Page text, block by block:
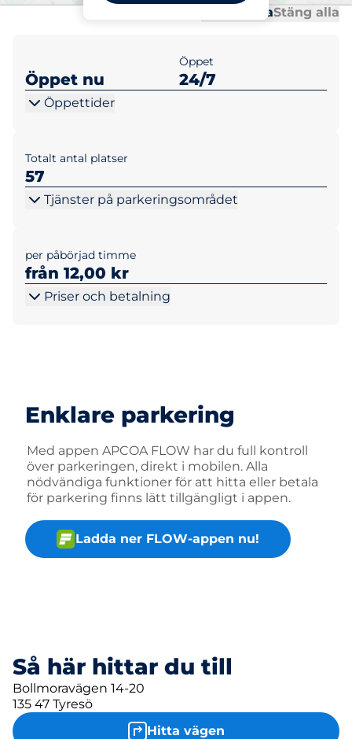
Öppna allaStäng alla
Öppet nu
Öppet
24/7
Öppettider
Totalt antal platser
57
Tjänster på parkeringsområdet
per påbörjad timme
från 12,00 kr
Priser och betalning
Enklare parkering
Med appen APCOA FLOW har du full kontroll
över parkeringen, direkt i mobilen. Alla
nödvändiga funktioner för att hitta eller betala
för parkering finns lätt tillgängligt i appen.
Ladda ner FLOW-appen nu!
Så här hittar du till
Bollmoravägen 14-20
135 47 Tyresö
Hitta vägen